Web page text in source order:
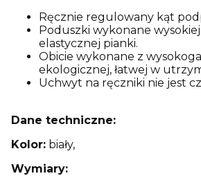
Ręcznie regulowany kąt
Poduszki wykonane
elastycznej pianki.
Obicie wykonane z
ekologicznej, łatwej w
Uchwyt na ręczniki nie jest
Dane techniczne:
Kolor: biały,
Wymiary: